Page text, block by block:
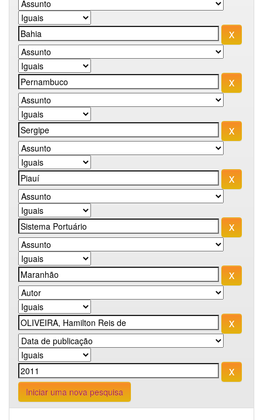
Iniciar uma nova pesquisa